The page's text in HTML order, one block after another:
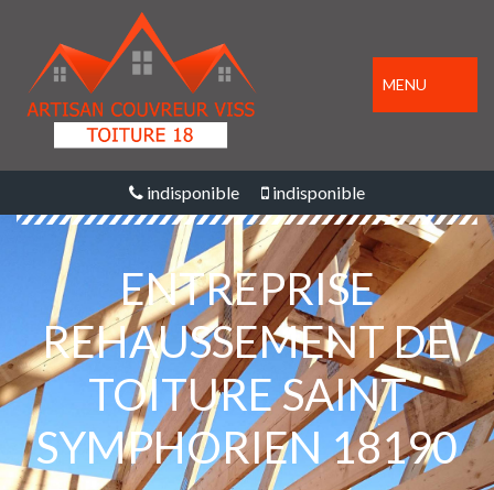
MENU
indisponible indisponible
ENTREPRISE
REHAUSSEMENT DE
TOITURE SAINT
SYMPHORIEN 18190